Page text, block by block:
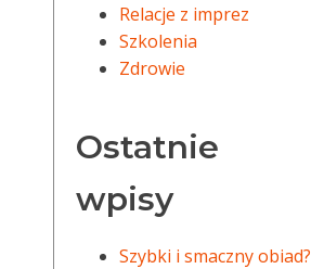
Relacje z imprez
Szkolenia
Zdrowie
Ostatnie
wpisy
Szybki i smaczny obiad?